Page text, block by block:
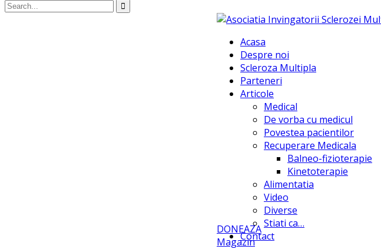
Acasa
Despre noi
Scleroza Multipla
Parteneri
Articole
Medical
De vorba cu medicul
Povestea pacientilor
Recuperare Medicala
Balneo-fizioterapie
Kinetoterapie
Alimentatia
Video
Diverse
Stiati ca…
Contact
DONEAZA
Magazin